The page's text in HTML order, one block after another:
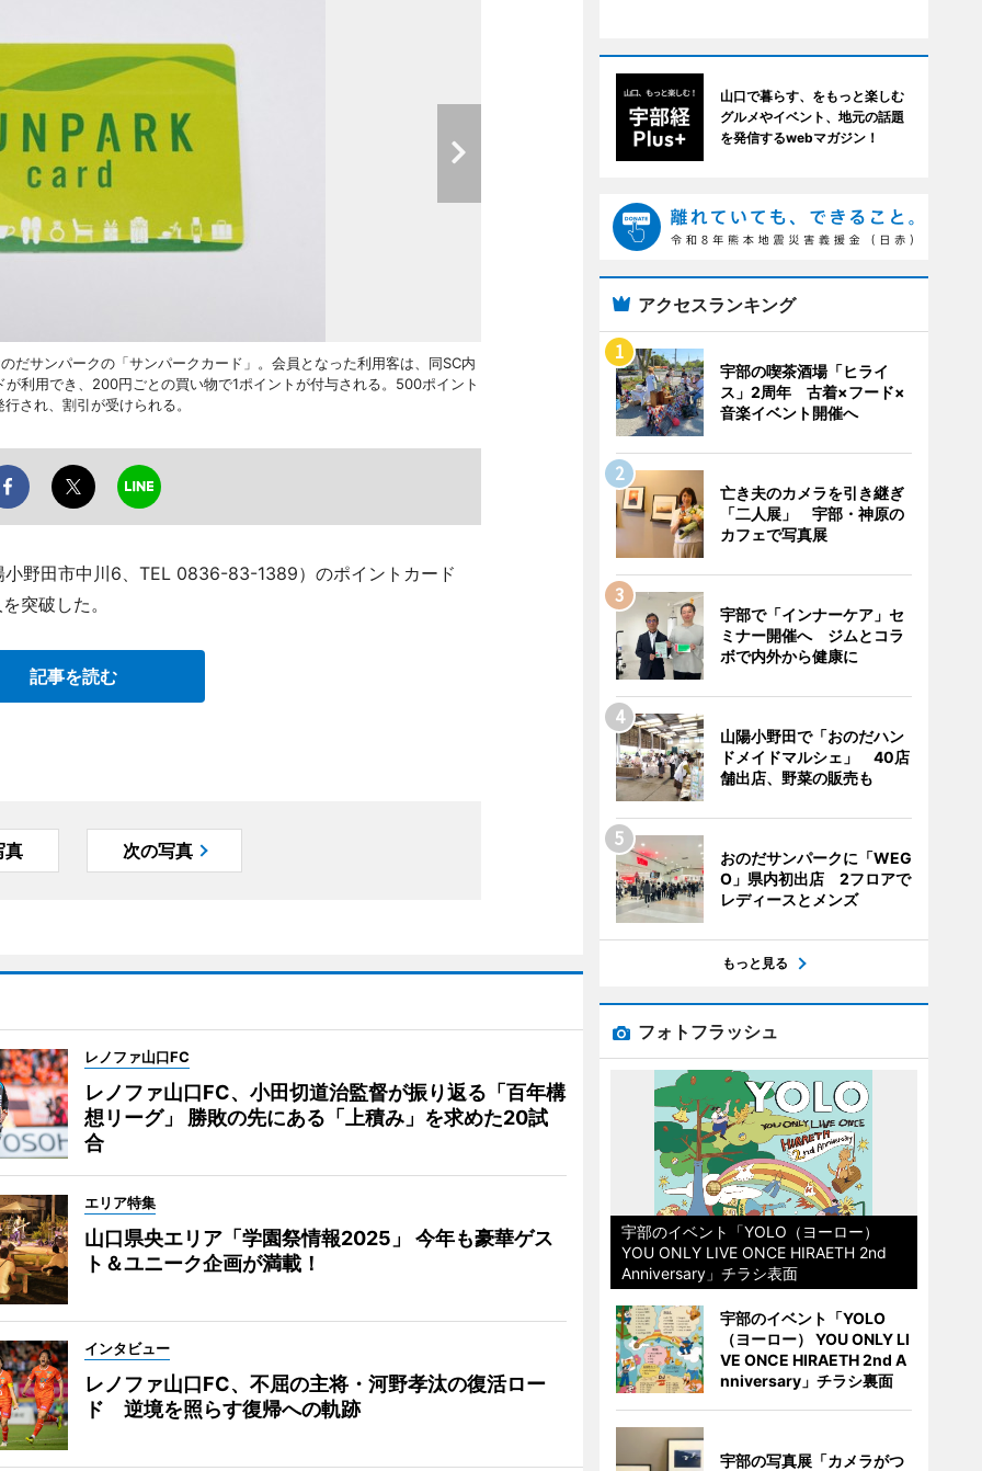
だサンパークの「サンパークカード」。会員となった利用客は、同SC内
利用でき、200円ごとの買い物で1ポイントが付与される。500ポイント
され、割引が受けられる。
野田市中川6、TEL 0836-83-1389）のポイントカード
突破した。
記事を読む
真 次の写真
レノファ山口FC
レノファ山口FC、小田切道治監督が振り返る「百年構
想リーグ」 勝敗の先にある「上積み」を求めた20試
合
エリア特集
山口県央エリア「学園祭情報2025」 今年も豪華ゲス
ト＆ユニーク企画が満載！
インタビュー
レノファ山口FC、不屈の主将・河野孝汰の復活ロー
ド 逆境を照らす復帰への軌跡
山口で暮らす、をもっと楽しむ
グルメやイベント、地元の話題
を発信するwebマガジン！
アクセスランキング
宇部の喫茶酒場「ヒライ
ス」2周年 古着×フード×
音楽イベント開催へ
亡き夫のカメラを引き継ぎ
「二人展」 宇部・神原の
カフェで写真展
宇部で「インナーケア」セ
ミナー開催へ ジムとコラ
ボで内外から健康に
山陽小野田で「おのだハン
ドメイドマルシェ」 40店
舗出店、野菜の販売も
おのだサンパークに「WEG
O」県内初出店 2フロアで
レディースとメンズ
もっと見る
フォトフラッシュ
宇部のイベント「YOLO（ヨーロー）
YOU ONLY LIVE ONCE HIRAETH 2nd
Anniversary」チラシ表面
宇部のイベント「YOLO
（ヨーロー） YOU ONLY LI
VE ONCE HIRAETH 2nd A
nniversary」チラシ裏面
宇部の写真展「カメラがつ